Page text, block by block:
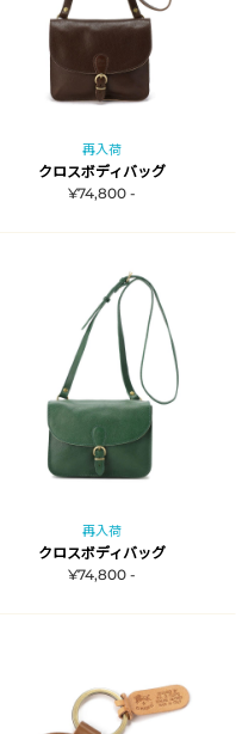
再入荷
クロスボディバッグ
¥74,800 -
再入荷
クロスボディバッグ
¥74,800 -